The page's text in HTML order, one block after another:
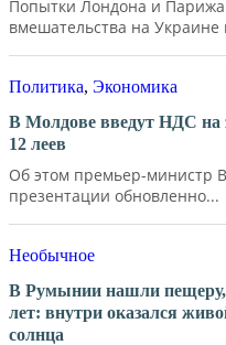
Попытки Лондона и
вмешательства на Украине
Политика, Экономика
В Молдове введут НДС на
12 леев
Об этом премьер-министр
презентации обновленно...
Необычное
В Румынии нашли пещеру,
лет: внутри оказался
солнца